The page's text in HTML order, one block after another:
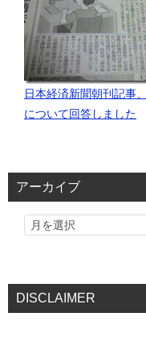
日本経済新聞朝刊記事
について回答しました
アーカイブ
DISCLAIMER